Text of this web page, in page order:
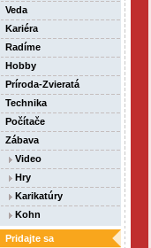
Veda
Kariéra
Radíme
Hobby
Príroda-Zvieratá
Technika
Počítače
Zábava
Video
Hry
Karikatúry
Kohn
Pridajte sa